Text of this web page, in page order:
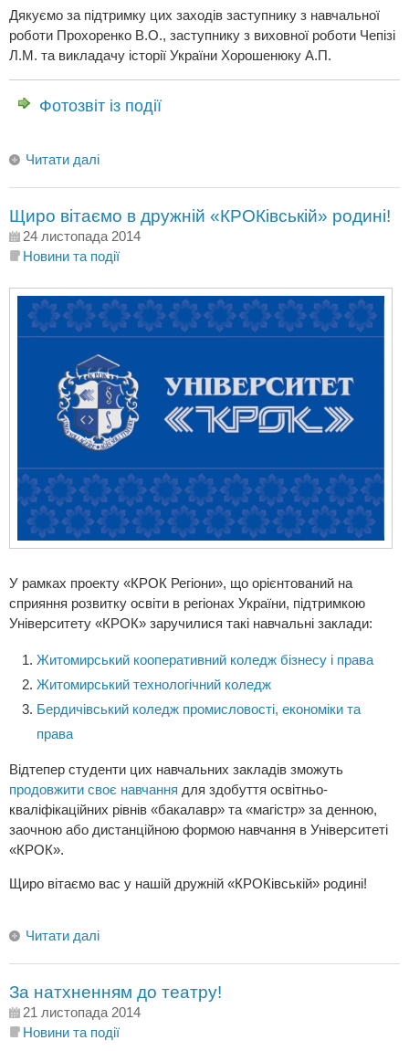
Дякуємо за підтримку цих заходів заступнику з навчальної
роботи Прохоренко В.О., заступнику з виховної роботи Чепізі
Л.М. та викладачу історії України Хорошенюку А.П.
Фотозвіт із події
Читати далі
Щиро вітаємо в дружній «КРОКівській» родині!
24 листопада 2014
Новини та події
У рамках проекту «КРОК Регіони», що орієнтований на
сприяння розвитку освіти в регіонах України, підтримкою
Університету «КРОК» заручилися такі навчальні заклади:
Житомирський кооперативний коледж бiзнесу i права
Житомирський технологічний коледж
Бердичівський коледж промисловості, економіки та
права
Відтепер студенти цих навчальних закладів зможуть
продовжити своє навчання для здобуття освітньо-
кваліфікаційних рівнів «бакалавр» та «магістр» за денною,
заочною або дистанційною формою навчання в Університеті
«КРОК».
Щиро вітаємо вас у нашій дружній «КРОКівській» родині!
Читати далі
За натхненням до театру!
21 листопада 2014
Новини та події